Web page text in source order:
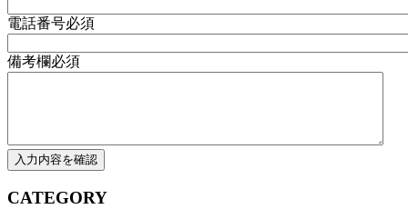
電話番号必須
備考欄必須
CATEGORY